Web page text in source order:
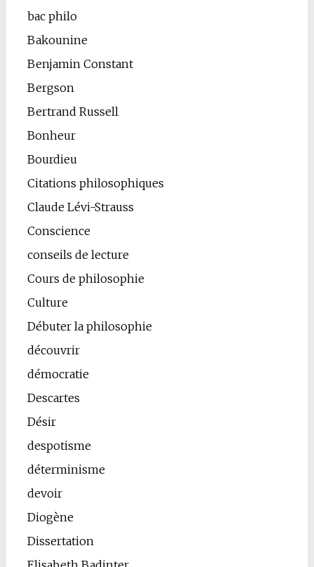
bac philo
Bakounine
Benjamin Constant
Bergson
Bertrand Russell
Bonheur
Bourdieu
Citations philosophiques
Claude Lévi-Strauss
Conscience
conseils de lecture
Cours de philosophie
Culture
Débuter la philosophie
découvrir
démocratie
Descartes
Désir
despotisme
déterminisme
devoir
Diogène
Dissertation